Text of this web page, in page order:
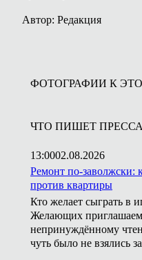
Автор: Редакция
ФОТОГРАФИИ К
ЧТО ПИШЕТ ПРЕССА
13:0002.08.2026
Ремонт по-заволжски:
против квартиры
Кто желает сыграть в
Желающих приглашаем
непринуждённому
чуть было не взялись